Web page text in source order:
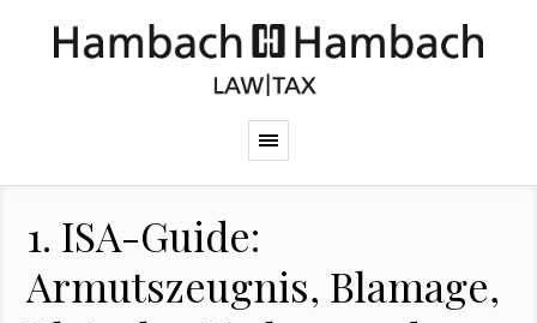
1. ISA-Guide:
Armutszeugnis, Blamage,